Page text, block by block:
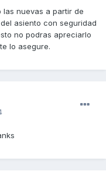
las nuevas a partir de
asiento con seguridad
no podras apreciarlo
lo asegure.